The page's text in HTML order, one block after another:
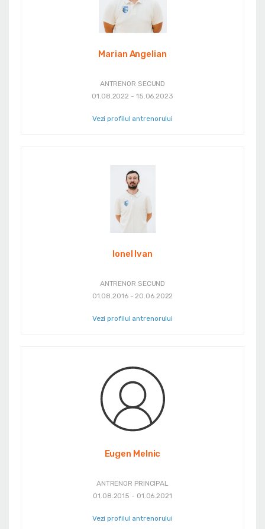
Marian Angelian
ANTRENOR SECUND
01.08.2022 - 15.06.2023
Vezi profilul antrenorului
Ionel Ivan
ANTRENOR SECUND
01.08.2016 - 20.06.2022
Vezi profilul antrenorului
Eugen Melnic
ANTRENOR PRINCIPAL
01.08.2015 - 01.06.2021
Vezi profilul antrenorului